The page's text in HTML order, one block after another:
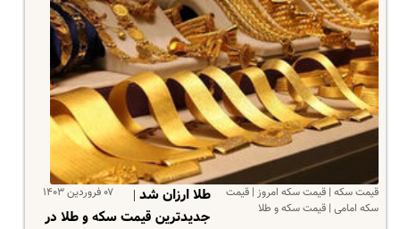
قیمت سکه | قیمت سکه امروز | قیمت
سکه امامی | قیمت سکه و طلا
۰۷ فروردین ۱۴۰۳
طلا ارزان شد |
جدیدترین قیمت سکه و طلا در